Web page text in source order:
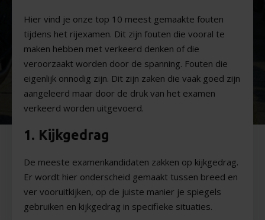
Hier vind je onze top 10 meest gemaakte fouten
tijdens het rijexamen. Dit zijn fouten die vooral te
maken hebben met verkeerd denken of die
veroorzaakt worden door de spanning. Fouten die
eigenlijk onnodig zijn. Dit zijn zaken die vaak goed zijn
aangeleerd maar door de druk van het examen
verkeerd worden uitgevoerd.
1. Kijkgedrag
De meeste examenkandidaten zakken op kijkgedrag.
Er wordt hier onderscheid gemaakt tussen breed en
ver vooruitkijken, op de juiste manier je spiegels
gebruiken en kijkgedrag in specifieke situaties.